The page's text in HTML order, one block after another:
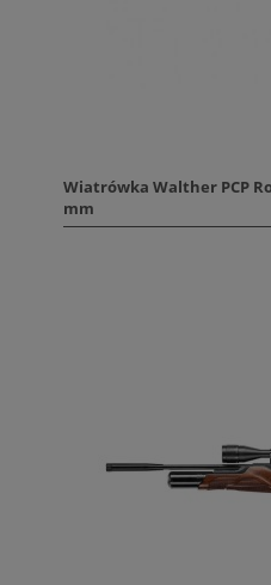
Wiatrówka Walther PCP
mm